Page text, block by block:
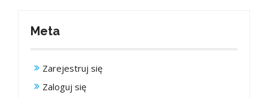
Meta
Zarejestruj się
Zaloguj się